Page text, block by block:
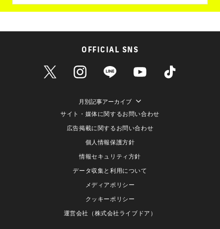
OFFICIAL SNS
月別記事アーカイブ
サイト・媒体に関するお問い合わせ
広告掲載に関するお問い合わせ
個人情報保護方針
情報セキュリティ方針
データ収集と利用について
メディアポリシー
クッキーポリシー
運営会社（株式会社ライブドア）